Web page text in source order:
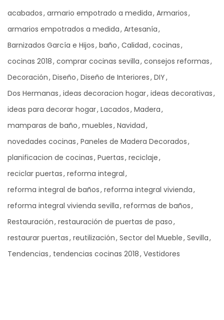
acabados armario empotrado a medida Armarios
armarios empotrados a medida Artesanía
Barnizados García e Hijos baño Calidad cocinas
cocinas 2018 comprar cocinas sevilla consejos reformas
Decoración Diseño Diseño de Interiores DIY
Dos Hermanas ideas decoracion hogar ideas decorativas
ideas para decorar hogar Lacados Madera
mamparas de baño muebles Navidad
novedades cocinas Paneles de Madera Decorados
planificacion de cocinas Puertas reciclaje
reciclar puertas reforma integral
reforma integral de baños reforma integral vivienda
reforma integral vivienda sevilla reformas de baños
Restauración restauración de puertas de paso
restaurar puertas reutilización Sector del Mueble Sevilla
Tendencias tendencias cocinas 2018 Vestidores